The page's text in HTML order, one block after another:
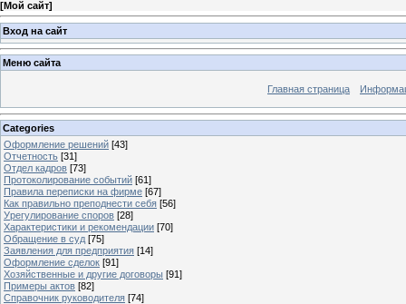
[Мой сайт]
Вход на сайт
Меню сайта
Главная страница
Categories
Оформление решений [43]
Отчетность [31]
Отдел кадров [73]
Протоколирование событий [61]
Правила переписки на фирме [67]
Как правильно преподнести себя [56]
Урегулирование споров [28]
Характеристики и рекомендации [70]
Обращение в суд [75]
Заявления для предприятия [14]
Оформление сделок [91]
Хозяйственные и другие договоры [91]
Примеры актов [82]
Справочник руководителя [74]